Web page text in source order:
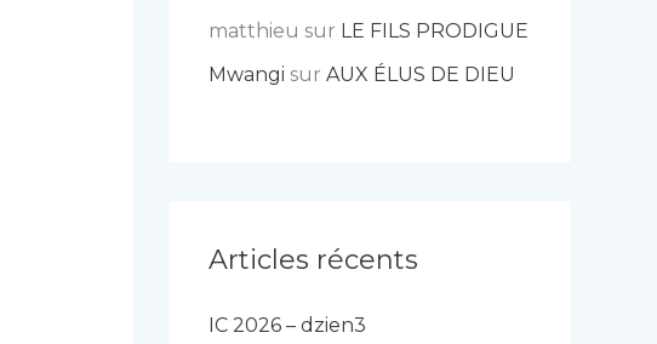
matthieu sur LE FILS PRODIGUE
Mwangi sur AUX ÉLUS DE DIEU
Articles récents
IC 2026 – dzien3